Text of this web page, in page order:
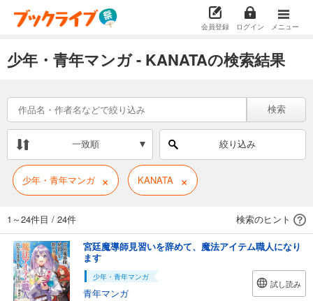
会員登録 ログイン メニュー
少年・青年マンガ - KANATAの検索結果
検索
一致順 絞り込み
少年・青年マンガ × KANATA ×
1～24件目 / 24件 検索のヒント
宮廷魔導師見習いを辞めて、魔法アイテム職人になり
ます
少年・青年マンガ
青年マンガ
試し読み